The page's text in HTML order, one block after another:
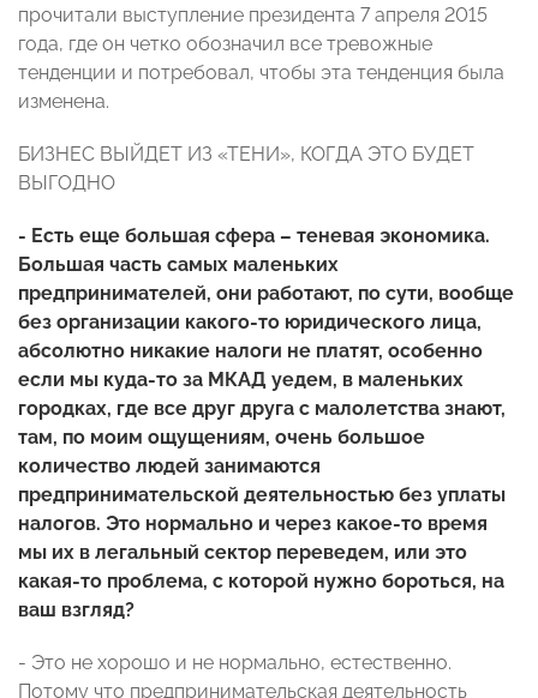
прочитали выступление президента 7 апреля 2015
года, где он четко обозначил все тревожные
тенденции и потребовал, чтобы эта тенденция была
изменена.
БИЗНЕС ВЫЙДЕТ ИЗ «ТЕНИ», КОГДА ЭТО БУДЕТ
ВЫГОДНО
- Есть еще большая сфера – теневая экономика.
Большая часть самых маленьких
предпринимателей, они работают, по сути, вообще
без организации какого-то юридического лица,
абсолютно никакие налоги не платят, особенно
если мы куда-то за МКАД уедем, в маленьких
городках, где все друг друга с малолетства знают,
там, по моим ощущениям, очень большое
количество людей занимаются
предпринимательской деятельностью без уплаты
налогов. Это нормально и через какое-то время
мы их в легальный сектор переведем, или это
какая-то проблема, с которой нужно бороться, на
ваш взгляд?
- Это не хорошо и не нормально, естественно.
Потому что предпринимательская деятельность